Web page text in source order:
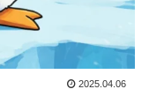
2025.04.06